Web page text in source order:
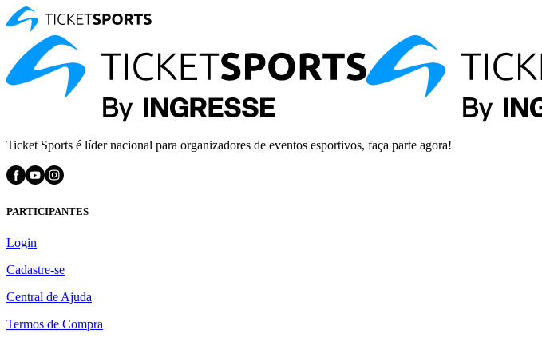
Ticket Sports é líder nacional para organizadores de eventos esportivos, faça parte agora!
PARTICIPANTES
Login
Cadastre-se
Central de Ajuda
Termos de Compra